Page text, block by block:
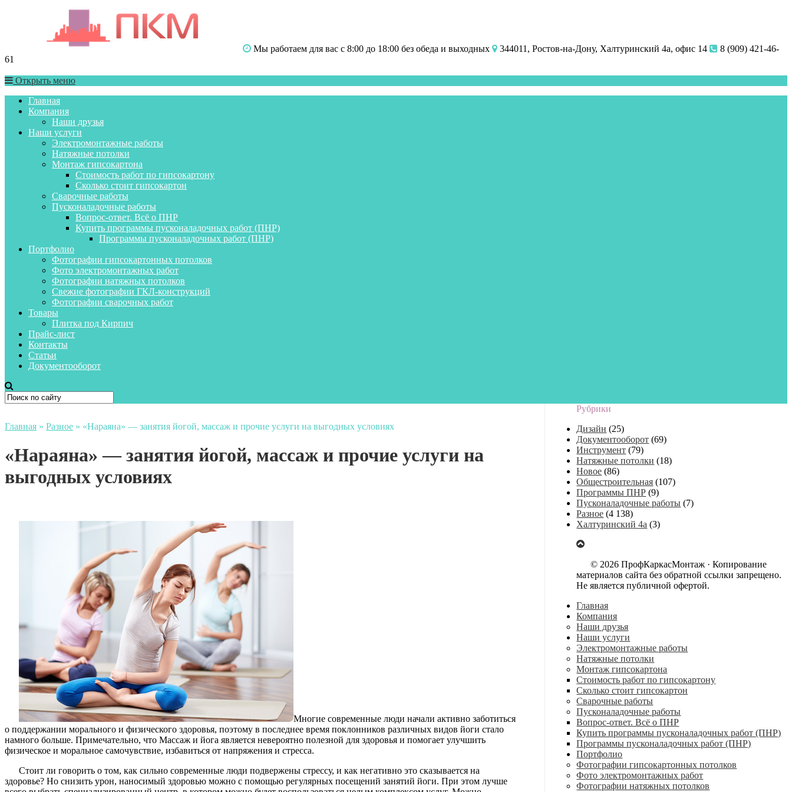
Мы работаем для вас с 8:00 до 18:00 без обеда и выходных 344011, Ростов-на-Дону, Халтуринский 4а, офис 14
8 (909) 421-46-
61
Открыть меню
Главная
Компания
Наши друзья
Наши услуги
Электромонтажные работы
Натяжные потолки
Монтаж гипсокартона
Стоимость работ по гипсокартону
Сколько стоит гипсокартон
Сварочные работы
Пусконаладочные работы
Вопрос-ответ. Всё о ПНР
Купить программы пусконаладочных работ (ПНР)
Программы пусконаладочных работ (ПНР)
Портфолио
Фотографии гипсокартонных потолков
Фото электромонтажных работ
Фотографии натяжных потолков
Свежие фотографии ГКЛ-конструкций
Фотографии сварочных работ
Товары
Плитка под Кирпич
Прайс-лист
Контакты
Статьи
Документооборот
Главная » Разное » «Нараяна» — занятия йогой, массаж и прочие услуги на выгодных условиях
«Нараяна» — занятия йогой, массаж и прочие услуги на
выгодных условиях
Многие современные люди начали активно заботиться
о поддержании морального и физического здоровья, поэтому в последнее время поклонников различных видов йоги стало
намного больше. Примечательно, что Массаж и йога является невероятно полезной для здоровья и помогает улучшить
физическое и моральное самочувствие, избавиться от напряжения и стресса.
Стоит ли говорить о том, как сильно современные люди подвержены стрессу, и как негативно это сказывается на
здоровье? Но снизить урон, наносимый здоровью можно с помощью регулярных посещений занятий йоги. При этом лучше
Рубрики
Дизайн (25)
Документооборот (69)
Инструмент (79)
Натяжные потолки (18)
Новое (86)
Общестроительная (107)
Программы ПНР (9)
Пусконаладочные работы (7)
Разное (4 138)
Халтуринский 4а (3)
© 2026 ПрофКаркасМонтаж · Копирование
материалов сайта без обратной ссылки запрещено.
Не является публичной офертой.
Главная
Компания
Наши друзья
Наши услуги
Электромонтажные работы
Натяжные потолки
Монтаж гипсокартона
Стоимость работ по гипсокартону
Сколько стоит гипсокартон
Сварочные работы
Пусконаладочные работы
Вопрос-ответ. Всё о ПНР
Купить программы пусконаладочных работ (ПНР)
Программы пусконаладочных работ (ПНР)
Портфолио
Фотографии гипсокартонных потолков
Фото электромонтажных работ
Фотографии натяжных потолков